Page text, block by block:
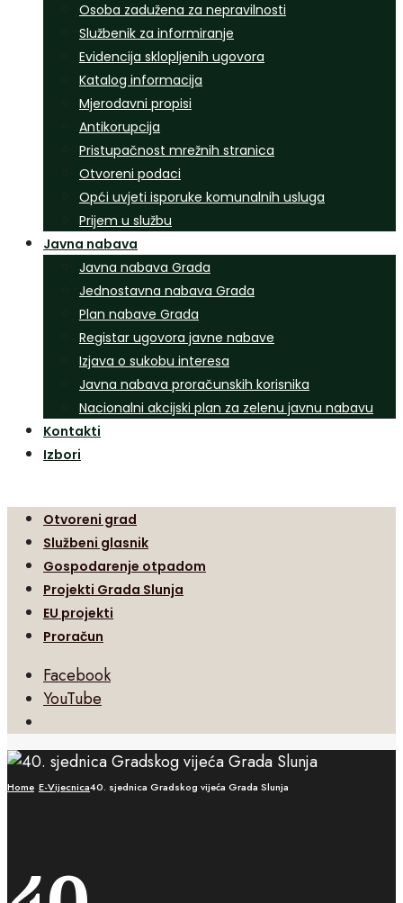
Osoba zadužena za nepravilnosti
Službenik za informiranje
Evidencija sklopljenih ugovora
Katalog informacija
Mjerodavni propisi
Antikorupcija
Pristupačnost mrežnih stranica
Otvoreni podaci
Opći uvjeti isporuke komunalnih usluga
Prijem u službu
Javna nabava
Javna nabava Grada
Jednostavna nabava Grada
Plan nabave Grada
Registar ugovora javne nabave
Izjava o sukobu interesa
Javna nabava proračunskih korisnika
Nacionalni akcijski plan za zelenu javnu nabavu
Kontakti
Izbori
Otvoreni grad
Službeni glasnik
Gospodarenje otpadom
Projekti Grada Slunja
EU projekti
Proračun
Facebook
YouTube
Search
Window
Home E-Vijecnica40. sjednica Gradskog vijeća Grada Slunja